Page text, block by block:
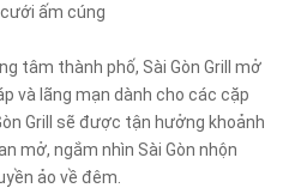
cưới ấm cúng
tâm thành phố, Sài Gòn Grill mở
và lãng mạn dành cho các cặp
Grill sẽ được tận hưởng khoảnh
mở, ngắm nhìn Sài Gòn nhộn
ảo về đêm.